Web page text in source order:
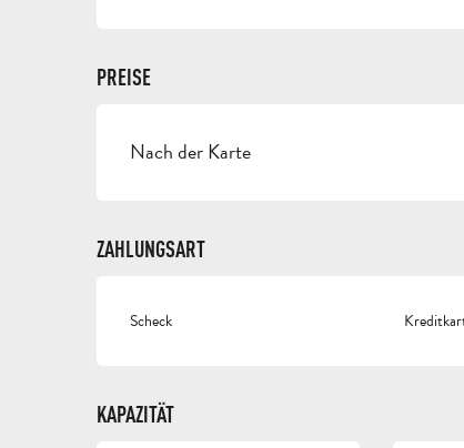
PREISE
PREISE 2026
Nach der Karte
ZAHLUNGSART
Scheck
KAPAZITÄT